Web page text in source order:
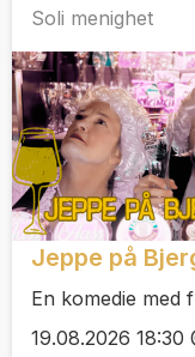
Soli menighet
Jeppe på
En komedie med
19.08.2026 18:30